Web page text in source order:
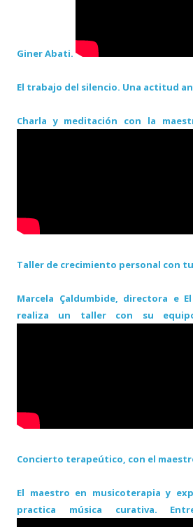
Giner Abati.
El trabajo del silencio. Una actitud
Charla y meditación con la
Taller de crecimiento personal con
Marcela Çaldumbide, directora e
realiza un taller con su
Concierto terapeútico, con el
El maestro en musicoterapia y
practica música curativa.